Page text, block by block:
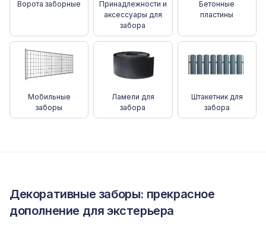
Ворота заборные
Принадлежности и
аксессуары для
забора
Бетонные
пластины
Мобильные
заборы
Ламели для
забора
Штакетник для
забора
Декоративные заборы: прекрасное
дополнение для экстерьера